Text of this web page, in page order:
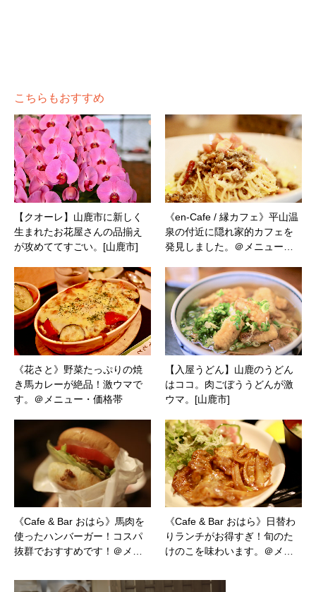
こちらもおすすめ
【クオーレ】山鹿市に新しく
生まれたお花屋さんの品揃え
が攻めててすごい。[山鹿市]
《en-Cafe / 縁カフェ》平山温
泉の付近に隠れ家的カフェを
発見しました。＠メニュー…
《花さと》野菜たっぷりの焼
き馬カレーが絶品！激ウマで
す。＠メニュー・価格帯
【入屋うどん】山鹿のうどん
はココ。肉ごぼううどんが激
ウマ。[山鹿市]
《Cafe & Bar おはら》馬肉を
使ったハンバーガー！コスパ
抜群でおすすめです！＠メ…
《Cafe & Bar おはら》日替わ
りランチがお得すぎ！旬のた
けのこを味わいます。＠メ…